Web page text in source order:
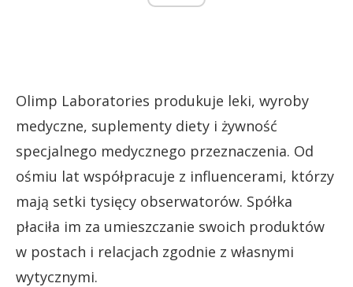
Olimp Laboratories produkuje leki, wyroby
medyczne, suplementy diety i żywność
specjalnego medycznego przeznaczenia. Od
ośmiu lat współpracuje z influencerami, którzy
mają setki tysięcy obserwatorów. Spółka
płaciła im za umieszczanie swoich produktów
w postach i relacjach zgodnie z własnymi
wytycznymi.